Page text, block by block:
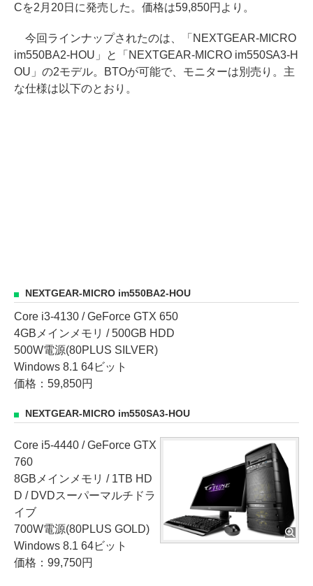
Cを2月20日に発売した。価格は59,850円より。
今回ラインナップされたのは、「NEXTGEAR-MICRO
im550BA2-HOU」と「NEXTGEAR-MICRO im550SA3-H
OU」の2モデル。BTOが可能で、モニターは別売り。主
な仕様は以下のとおり。
NEXTGEAR-MICRO im550BA2-HOU
Core i3-4130 / GeForce GTX 650
4GBメインメモリ / 500GB HDD
500W電源(80PLUS SILVER)
Windows 8.1 64ビット
価格：59,850円
NEXTGEAR-MICRO im550SA3-HOU
Core i5-4440 / GeForce GTX
760
8GBメインメモリ / 1TB HD
D / DVDスーパーマルチドラ
イブ
700W電源(80PLUS GOLD)
Windows 8.1 64ビット
価格：99,750円